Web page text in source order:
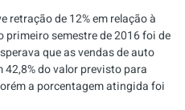
retração de 12% em relação à
primeiro semestre de 2016 foi de
que as vendas de auto
do valor previsto para
a porcentagem atingida foi